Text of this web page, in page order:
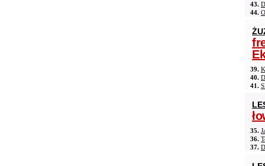
43.
44.
39.
40.
41.
35.
36.
37.